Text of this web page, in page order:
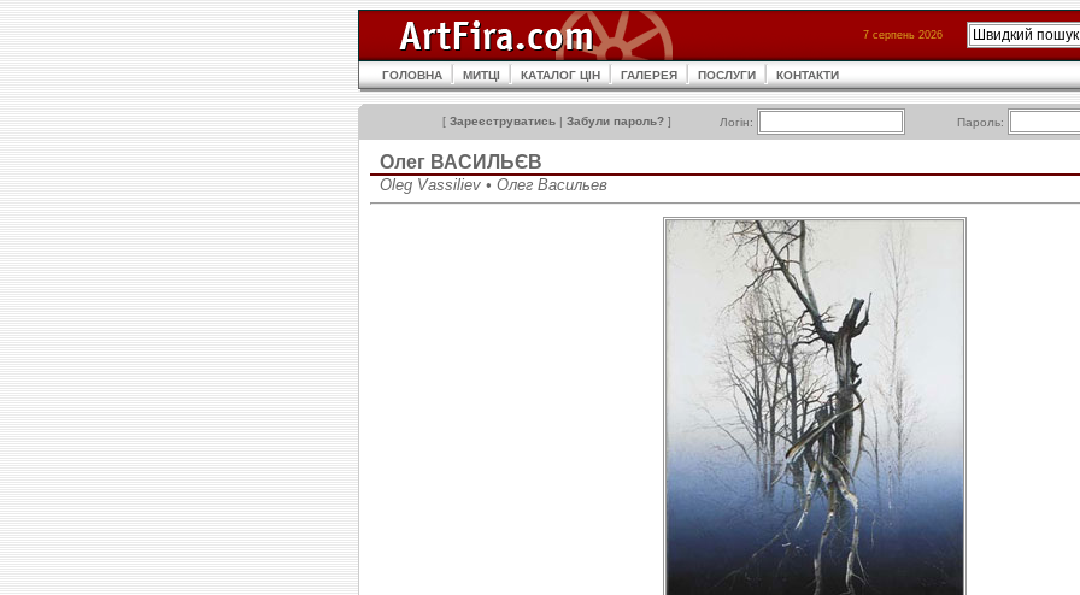
7 серпень 2026
ГОЛОВНА МИТЦІ КАТАЛОГ ЦІН ГАЛЕРЕЯ ПОСЛУГИ КОНТАКТИ
[ Зареєструватись | Забули пароль? ] Логін: Пароль:
Олег ВАСИЛЬЄВ
Oleg Vassiliev • Олег Васильев